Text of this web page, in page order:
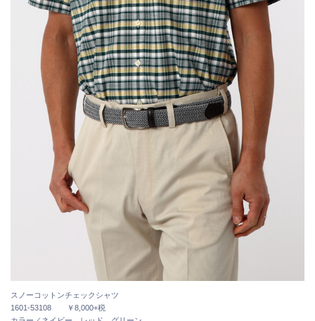
スノーコットンチェックシャツ
1601-53108 ￥8,000+税